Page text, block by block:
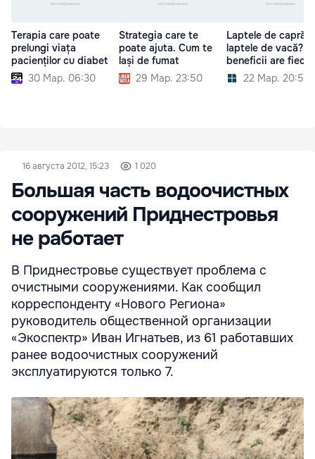
Terapia care poate
prelungi viața
pacienților cu diabet
30 Мар. 06:30
Strategia care te
poate ajuta. Cum te
lași de fumat
29 Мар. 23:50
Laptele de capră
laptele de vacă?
beneficii are
22 Мар. 20:50
16 августа 2012, 15:23 1 020
Большая часть водоочистных
сооружений Приднестровья
не работает
В Приднестровье существует проблема с
очистными сооружениями. Как сообщил
корреспонденту «Нового Региона»
руководитель общественной организации
«Экоспектр» Иван Игнатьев, из 61 работавших
ранее водоочистных сооружений
эксплуатируются только 7.